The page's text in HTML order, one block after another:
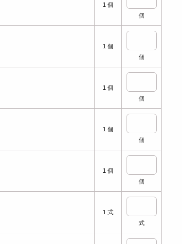
1 個
個
1 個
個
1 個
個
1 個
個
1 個
個
1 式
式